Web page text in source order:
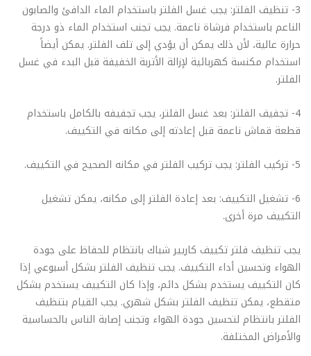
3- تنظيف الفلتر: يجب غسل الفلتر باستخدام الماء الدافئ والصابون
الناعم باستخدام فرشاة ناعمة. يجب تجنب استخدام الماء ذو درجة
حرارة عالية، لأن ذلك يمكن أن يؤدي إلى تلف الفلتر. يمكن أيضاً
استخدام مكنسة كهربائية لإزالة الأتربة الخفيفة قبل البدء في غسل
الفلتر.
4- تجفيف الفلتر: بعد غسل الفلتر، يجب تجفيفه بالكامل باستخدام
قطعة قماش ناعمة قبل إعادته إلى مكانه في التكييف.
5- تركيب الفلتر: يجب تركيب الفلتر في مكانه الصحيح في التكييف.
6- تشغيل التكييف: بعد إعادة الفلتر إلى مكانه، يمكن تشغيل
التكييف مرة أخرى.
يجب تنظيف فلتر تكييف كاريير شباك بانتظام للحفاظ على جودة
الهواء وتحسين أداء التكييف. يجب تنظيف الفلتر بشكل أسبوعي إذا
كان التكييف يستخدم بشكل دائم، وإذا كان التكييف يستخدم بشكل
متقطع، يمكن تنظيف الفلتر بشكل شهري. يجب القيام بتنظيف
الفلتر بانتظام لتحسين جودة الهواء وتجنب إصابة الناس بالحساسية
والأمراض المختلفة.